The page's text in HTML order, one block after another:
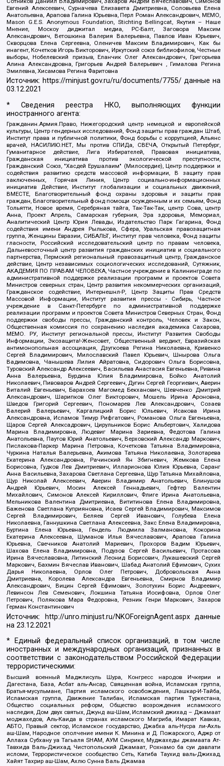
Евгений Алексеевич, Сурначева Елизавета Дмитриевна, Соловьева Елена
Анатольевна, Арапова Галина Юрьевна, Перл Роман Александрович, МЕМО,
Mason G.E.S. Anonymous Foundation, Stichting Bellingcat, Якутия – Наше
Мнение, Москоу диджитал медиа, РС-Балт, Заговора Максим
Александрович, Ветошкина Валерия Валерьевна, Павлов Иван Юрьевич,
Скворцова Елена Сергеевна, Оленичев Максим Владимирович, Как бы
инагент, Кочетков Игорь Викторович, Иркутский союз библиофилов, Честные
выборы, Нобелевский призыв, Еланчик Олег Александрович, Григорьева
Алина Александровна, Григорьев Андрей Валерьевич , Гималова Регина
Эмилевна, Хисамова Регина Фаритовна
Источник: https://minjust.gov.ru/ru/documents/7755/ данные на
03.12.2021
* Сведения реестра НКО, выполняющих функции
иностранного агента:
Гражданин.Армия.Право, Нижегородский центр немецкой и европейской
культуры, Центр гендерных исследований, Фонд защиты прав граждан Штаб,
Институт права и публичной политики, Фонд борьбы с коррупцией, Альянс
врачей, НАСИЛИЮ.НЕТ, Мы против СПИДа, СВЕЧА, Открытый Петербург,
Гуманитарное действие, Лига Избирателей, Правовая инициатива,
Гражданская инициатива против экологической преступности,
Гражданский Союз, "Хасдей Ерушалаим" (Милосердие), Центр поддержки и
содействия развитию средств массовой информации, В защиту прав
заключенных, Горячая Линия, Центр социально-информационных
инициатив Действие, Институт глобализации и социальных движений,
ВМЕСТЕ, Благотворительный фонд охраны здоровья и защиты прав
граждан, Благотворительный фонд помощи осужденным и их семьям, Фонд
Тольятти, Новое время, Серебряная тайга, Так-Так-Так, центр Сова, центр
Анна, Проект Апрель, Самарская губерния, Эра здоровья, Мемориал,
Аналитический Центр Юрия Левады, Издательство Парк Гагарина, Фонд
содействия имени Андрея Рылькова, Сфера, Уральская правозащитная
группа, Женщины Евразии, СИБАЛЬТ, Институт прав человека, Фонд защиты
гласности, Российский исследовательский центр по правам человека,
Дальневосточный центр развития гражданских инициатив и социального
партнерства, Пермский региональный правозащитный центр, Гражданское
действие, Центр независимых социологических исследований, Сутяжник,
АКАДЕМИЯ ПО ПРАВАМ ЧЕЛОВЕКА, Частное учреждение в Калининграде по
административной поддержке реализации программ и проектов Совета
Министров северных стран, Центр развития некоммерческих организаций,
Гражданское содействие, Интернешнл-Р, Центр Защиты Прав Средств
Массовой Информации, Институт развития прессы - Сибирь, Частное
учреждение в Санкт-Петербурге по административной поддержке
реализации программ и проектов Совета Министров Северных Стран, Фонд
поддержки свободы прессы, Гражданский контроль, Человек и Закон,
Общественная комиссия по сохранению наследия академика Сахарова,
МЕМО. РУ, Институт региональной прессы, Институт Развития Свободы
Информации, Экозащита!-Женсовет, Общественный вердикт, Евразийская
антимонопольная ассоциация, Дзугкоева Регина Николаевна, Кривенко
Сергей Владимирович, Милославский Павел Юрьевич, Шнырова Ольга
Вадимовна, Чанышева Лилия Айратовна, Сидорович Ольга Борисовна,
Туровский Александр Алексеевич, Васильева Анастасия Евгеньевна, Ривина
Анна Валерьевна, Бурдина Юлия Владимировна, Бойко Анатолий
Николаевич, Пивоваров Андрей Сергеевич, Дугин Сергей Георгиевич, Аверин
Виталий Евгеньевич, Барахоев Магомед Бекханович, Шевченко Дмитрий
Александрович, Шарипков Олег Викторович, Мошель Ирина Ароновна,
Шведов Григорий Сергеевич, Пономарев Лев Александрович, Созаев
Валерий Валерьевич, Каргалицкий Борис Юльевич, Исакова Ирина
Александровна, Исламов Тимур Рифгатович, Романова Ольга Евгеньевна,
Щаров Сергей Алексадрович, Цирульников Борис Альбертович, Халидова
Марина Владимировна, Людевиг Марина Зариевна, Федотова Галина
Анатольевна, Паутов Юрий Анатольевич, Верховский Александр Маркович,
Пислакова-Паркер Марина Петровна, Кочеткова Татьяна Владимировна,
Чуркина Наталья Валерьевна, Акимова Татьяна Николаевна, Золотарева
Екатерина Александровна, Рачинский Ян Збигневич, Жемкова Елена
Борисовна, Гудков Лев Дмитриевич, Илларионова Юлия Юрьевна, Саранг
Анна Васильевна, Захарова Светлана Сергеевна, Щур Татьяна Михайловна,
Щур Николай Алексеевич, Аверин Владимир Анатольевич, Блинушов
Андрей Юрьевич, Мосин Алексей Геннадьевич, Гефтер Валентин
Михайлович, Симонов Алексей Кириллович, Флиге Ирина Анатольевна,
Мельникова Валентина Дмитриевна, Вититинова Елена Владимировна,
Баженова Светлана Куприяновна, Исаев Сергей Владимирович, Максимов
Сергей Владимирович, Беляев Сергей Иванович, Голубева Елена
Николаевна, Ганнушкина Светлана Алексеевна, Закс Елена Владимировна,
Буртина Елена Юрьевна, Гендель Людмила Залмановна, Кокорина
Екатерина Алексеевна, Шуманов Илья Вячеславович, Арапова Галина
Юрьевна, Свечников Анатолий Мариевич, Прохоров Вадим Юрьевич,
Шахова Елена Владимировна, Подузов Сергей Васильевич, Протасова
Ирина Вячеславовна, Литинский Леонид Борисович, Лукашевский Сергей
Маркович, Бахмин Вячеслав Иванович, Шабад Анатолий Ефимович, Сухих
Дарья Николаевна, Орлов Олег Петрович, Добровольская Анна
Дмитриевна, Королева Александра Евгеньевна, Смирнов Владимир
Александрович, Вицин Сергей Ефимович, Золотухин Борис Андреевич,
Левинсон Лев Семенович, Локшина Татьяна Иосифовна, Орлов Олег
Петрович, Полякова Мара Федоровна, Резник Генри Маркович, Захаров
Герман Константинович
Источник: http://unro.minjust.ru/NKOForeignAgent.aspxданные
на23.12.2021
* Единый федеральный список организаций, в том числе
иностранных и международных организаций, признанных в
соответствии с законодательством Российской Федерации
террористическими:
Высший военный Маджлисуль Шура, Конгресс народов Ичкерии и
Дагестана, База, Асбат аль-Ансар, Священная война, Исламская группа,
Братья-мусульмане, Партия исламского освобождения, Лашкар-И-Тайба,
Исламская группа, Движение Талибан, Исламская партия Туркестана,
Общество социальных реформ, Общество возрождения исламского
наследия, Дом двух святых, Джунд аш-Шам, Исламский джихад – Джамаат
моджахедов, Аль-Каида в странах исламского Магриба, Имарат Кавказ,
АБТО, Правый сектор, Исламское государство, Джабха аль-Нусра ли-Ахль
аш-Шам, Народное ополчение имени К. Минина и Д. Пожарского, Аджр от
Аллаха Субхану уа Тагьаля SHAM, АУМ Синрике, Муджахеды джамаата Ат-
Тавхида Валь-Джихад, Чистопольский Джамаат, Рохнамо ба суи давлати
исломи, Террористическое сообщество Сеть, Катиба Таухид валь-Джихад,
Хайят Тахрир аш-Шам, Ахлю Сунна Валь Джамаа